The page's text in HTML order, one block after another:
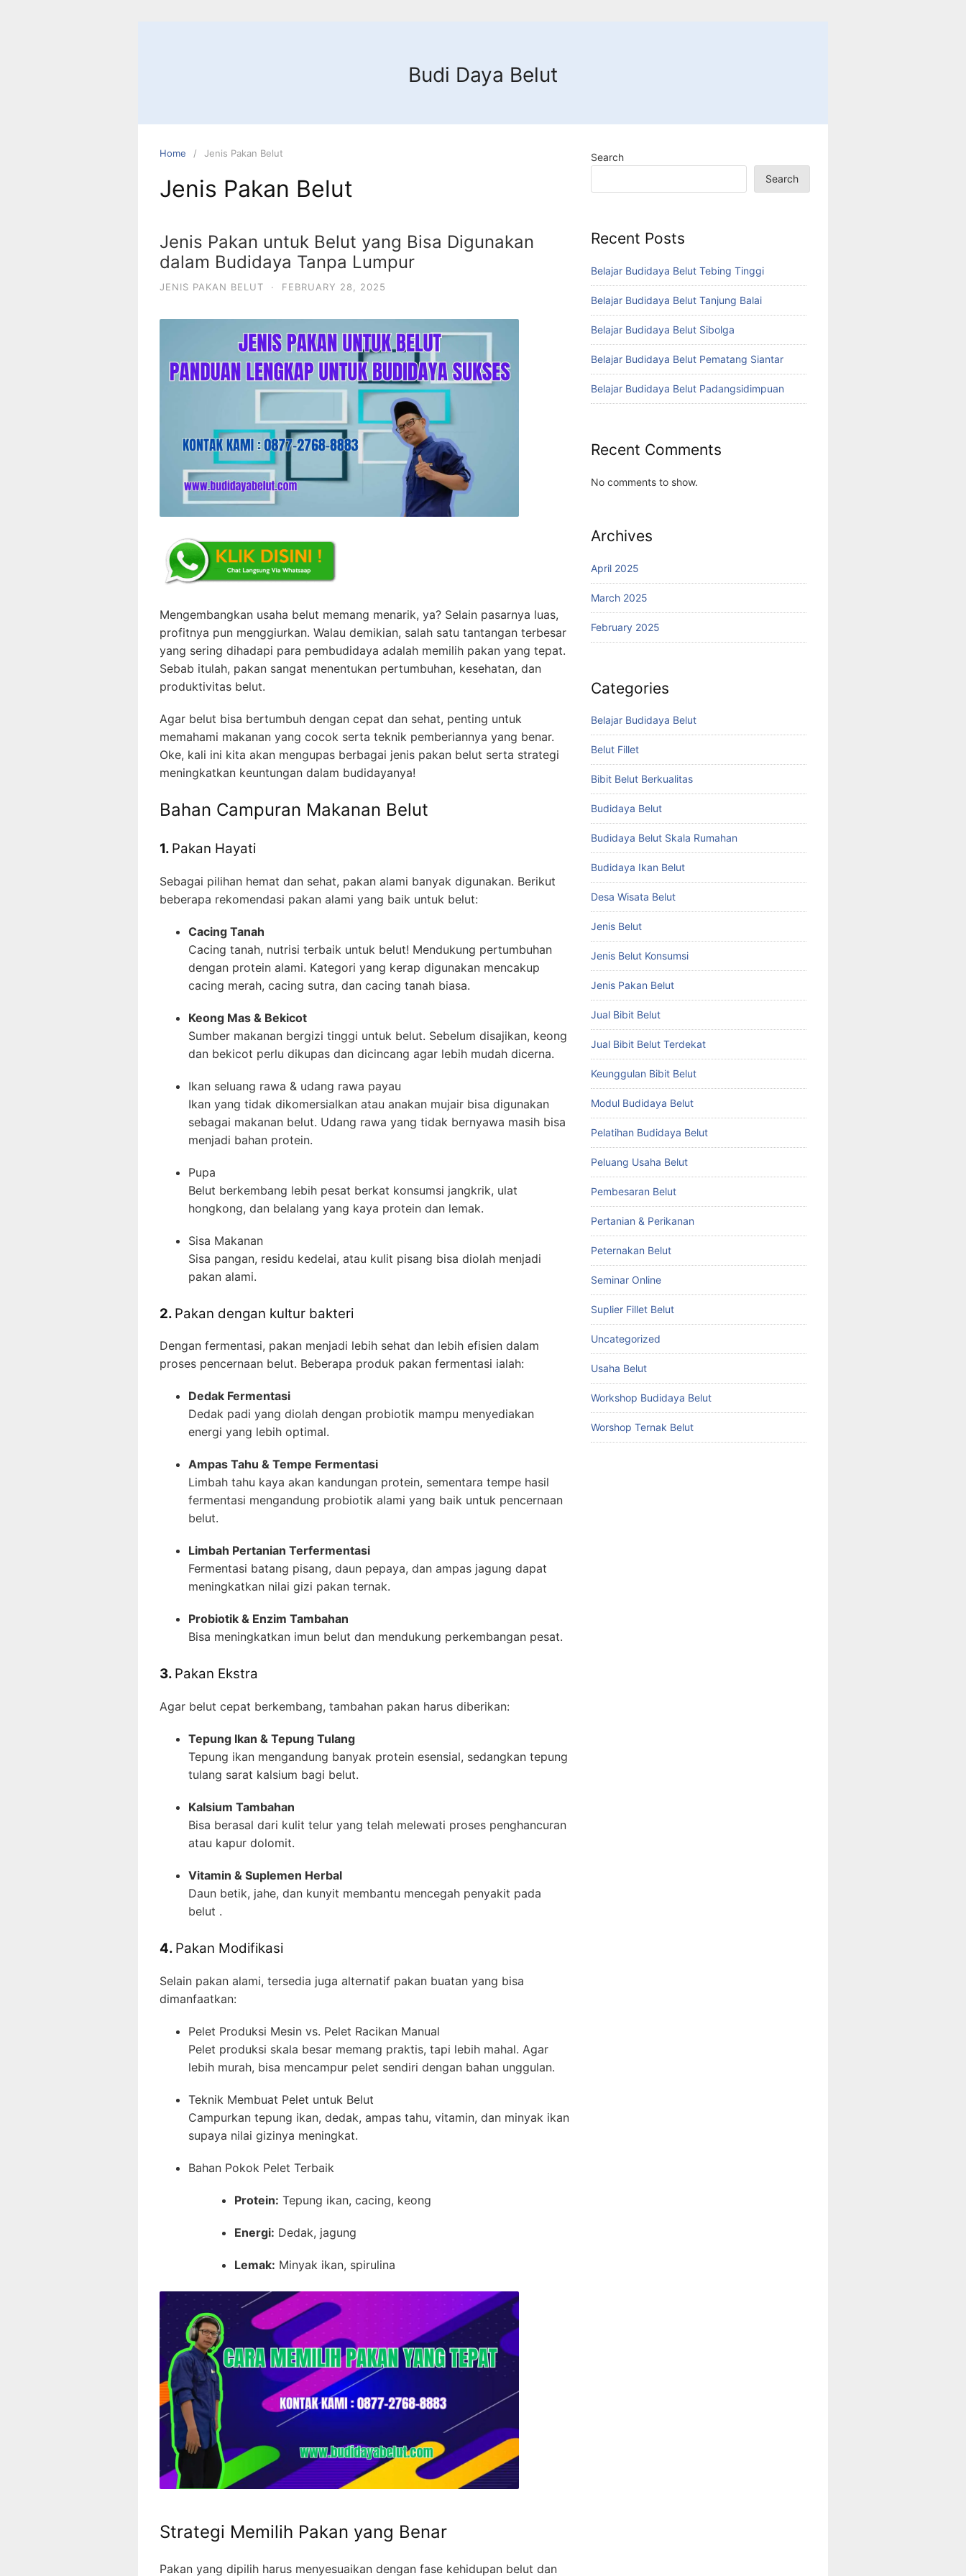
Budi Daya Belut
Home Jenis Pakan Belut
Jenis Pakan Belut
Jenis Pakan untuk Belut yang Bisa Digunakan
dalam Budidaya Tanpa Lumpur
JENIS PAKAN BELUT · FEBRUARY 28, 2025
Mengembangkan usaha belut memang menarik, ya? Selain pasarnya luas,
profitnya pun menggiurkan. Walau demikian, salah satu tantangan terbesar
yang sering dihadapi para pembudidaya adalah memilih pakan yang tepat.
Sebab itulah, pakan sangat menentukan pertumbuhan, kesehatan, dan
produktivitas belut.
Agar belut bisa bertumbuh dengan cepat dan sehat, penting untuk
memahami makanan yang cocok serta teknik pemberiannya yang benar.
Oke, kali ini kita akan mengupas berbagai jenis pakan belut serta strategi
meningkatkan keuntungan dalam budidayanya!
Bahan Campuran Makanan Belut
1. Pakan Hayati
Sebagai pilihan hemat dan sehat, pakan alami banyak digunakan. Berikut
beberapa rekomendasi pakan alami yang baik untuk belut:
Cacing Tanah
Cacing tanah, nutrisi terbaik untuk belut! Mendukung pertumbuhan
dengan protein alami. Kategori yang kerap digunakan mencakup
cacing merah, cacing sutra, dan cacing tanah biasa.
Keong Mas & Bekicot
Sumber makanan bergizi tinggi untuk belut. Sebelum disajikan, keong
dan bekicot perlu dikupas dan dicincang agar lebih mudah dicerna.
Ikan seluang rawa & udang rawa payau
Ikan yang tidak dikomersialkan atau anakan mujair bisa digunakan
sebagai makanan belut. Udang rawa yang tidak bernyawa masih bisa
menjadi bahan protein.
Pupa
Belut berkembang lebih pesat berkat konsumsi jangkrik, ulat
hongkong, dan belalang yang kaya protein dan lemak.
Sisa Makanan
Sisa pangan, residu kedelai, atau kulit pisang bisa diolah menjadi
pakan alami.
2. Pakan dengan kultur bakteri
Dengan fermentasi, pakan menjadi lebih sehat dan lebih efisien dalam
proses pencernaan belut. Beberapa produk pakan fermentasi ialah:
Dedak Fermentasi
Dedak padi yang diolah dengan probiotik mampu menyediakan
energi yang lebih optimal.
Ampas Tahu & Tempe Fermentasi
Limbah tahu kaya akan kandungan protein, sementara tempe hasil
fermentasi mengandung probiotik alami yang baik untuk pencernaan
belut.
Limbah Pertanian Terfermentasi
Fermentasi batang pisang, daun pepaya, dan ampas jagung dapat
meningkatkan nilai gizi pakan ternak.
Probiotik & Enzim Tambahan
Bisa meningkatkan imun belut dan mendukung perkembangan pesat.
3. Pakan Ekstra
Agar belut cepat berkembang, tambahan pakan harus diberikan:
Tepung Ikan & Tepung Tulang
Tepung ikan mengandung banyak protein esensial, sedangkan tepung
tulang sarat kalsium bagi belut.
Kalsium Tambahan
Bisa berasal dari kulit telur yang telah melewati proses penghancuran
atau kapur dolomit.
Vitamin & Suplemen Herbal
Daun betik, jahe, dan kunyit membantu mencegah penyakit pada
belut .
4. Pakan Modifikasi
Selain pakan alami, tersedia juga alternatif pakan buatan yang bisa
dimanfaatkan:
Pelet Produksi Mesin vs. Pelet Racikan Manual
Pelet produksi skala besar memang praktis, tapi lebih mahal. Agar
lebih murah, bisa mencampur pelet sendiri dengan bahan unggulan.
Teknik Membuat Pelet untuk Belut
Campurkan tepung ikan, dedak, ampas tahu, vitamin, dan minyak ikan
supaya nilai gizinya meningkat.
Bahan Pokok Pelet Terbaik
Protein: Tepung ikan, cacing, keong
Energi: Dedak, jagung
Lemak: Minyak ikan, spirulina
Strategi Memilih Pakan yang Benar
Pakan yang dipilih harus menyesuaikan dengan fase kehidupan belut dan
Search
Search
Recent Posts
Belajar Budidaya Belut Tebing Tinggi
Belajar Budidaya Belut Tanjung Balai
Belajar Budidaya Belut Sibolga
Belajar Budidaya Belut Pematang Siantar
Belajar Budidaya Belut Padangsidimpuan
Recent Comments
No comments to show.
Archives
April 2025
March 2025
February 2025
Categories
Belajar Budidaya Belut
Belut Fillet
Bibit Belut Berkualitas
Budidaya Belut
Budidaya Belut Skala Rumahan
Budidaya Ikan Belut
Desa Wisata Belut
Jenis Belut
Jenis Belut Konsumsi
Jenis Pakan Belut
Jual Bibit Belut
Jual Bibit Belut Terdekat
Keunggulan Bibit Belut
Modul Budidaya Belut
Pelatihan Budidaya Belut
Peluang Usaha Belut
Pembesaran Belut
Pertanian & Perikanan
Peternakan Belut
Seminar Online
Suplier Fillet Belut
Uncategorized
Usaha Belut
Workshop Budidaya Belut
Worshop Ternak Belut